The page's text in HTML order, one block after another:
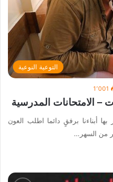
التوعية النوعية
1٬001
– الامتحانات المدرسية
أبناءنا برفقٍ دائما اطلب العون
من السهر…